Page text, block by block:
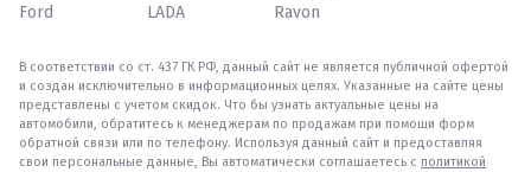
Ford
LADA
Ravon
В соответствии со ст. 437 ГК РФ, данный сайт не является публичной офертой
и создан исключительно в информационных целях. Указанные на сайте цены
представлены с учетом скидок. Что бы узнать актуальные цены на
автомобили, обратитесь к менеджерам по продажам при помощи форм
обратной связи или по телефону. Используя данный сайт и предоставляя
свои персональные данные, Вы автоматически соглашаетесь с политикой